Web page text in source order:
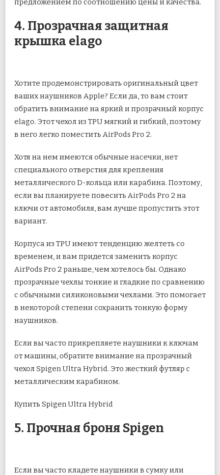
предложением по соотношению цены и качества.
4. Прозрачная защитная
крышка elago
Хотите продемонстрировать оригинальный цвет
ваших наушников Apple? Если да, то вам стоит
обратить внимание на яркий и прозрачный корпус
elago. Этот чехол из TPU мягкий и гибкий, поэтому
в него легко поместить AirPods Pro 2.
Хотя на нем имеются обычные насечки, нет
специального отверстия для крепления
металлического D-кольца или карабина. Поэтому,
если вы планируете повесить AirPods Pro 2 на
ключи от автомобиля, вам лучше пропустить этот
вариант.
Корпуса из TPU имеют тенденцию желтеть со
временем, и вам придется заменить корпус
AirPods Pro 2 раньше, чем хотелось бы. Однако
прозрачные чехлы тонкие и гладкие по сравнению
с обычными силиконовыми чехлами. Это помогает
в некоторой степени сохранить тонкую форму
наушников.
Если вы часто прикрепляете наушники к ключам
от машины, обратите внимание на прозрачный
чехол Spigen Ultra Hybrid. Это жесткий футляр с
металлическим карабином.
Купить Spigen Ultra Hybrid
5. Прочная броня Spigen
Если вы часто кладете наушники в сумку или